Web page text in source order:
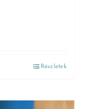
Részletek